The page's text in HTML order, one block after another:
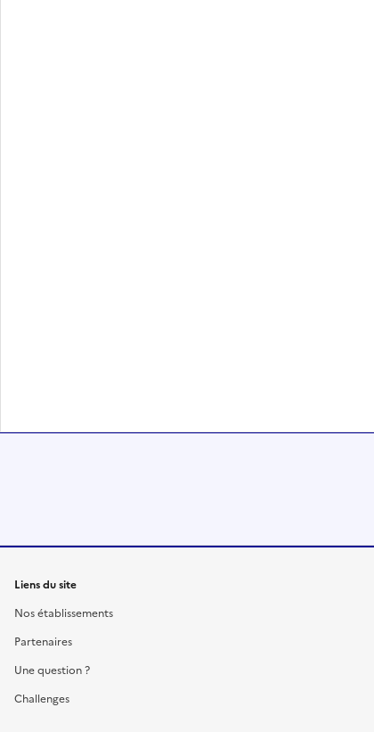
Liens du site
Nos établissements
Partenaires
Une question ?
Challenges